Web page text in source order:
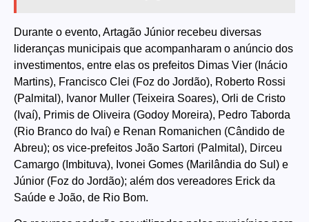
Durante o evento, Artagão Júnior recebeu diversas
lideranças municipais que acompanharam o anúncio dos
investimentos, entre elas os prefeitos Dimas Vier (Inácio
Martins), Francisco Clei (Foz do Jordão), Roberto Rossi
(Palmital), Ivanor Muller (Teixeira Soares), Orli de Cristo
(Ivaí), Primis de Oliveira (Godoy Moreira), Pedro Taborda
(Rio Branco do Ivaí) e Renan Romanichen (Cândido de
Abreu); os vice-prefeitos João Sartori (Palmital), Dirceu
Camargo (Imbituva), Ivonei Gomes (Marilândia do Sul) e
Júnior (Foz do Jordão); além dos vereadores Erick da
Saúde e João, de Rio Bom.